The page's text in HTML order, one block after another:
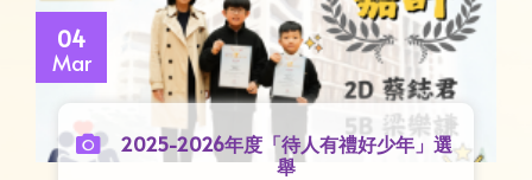
04
Mar
2025-2026年度「待人有禮好少年」選
舉